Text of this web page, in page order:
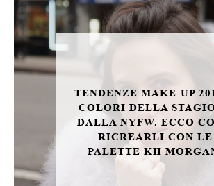
TENDENZE MAKE-UP
COLORI DELLA
DALLA NYFW. ECCO
RICREARLI CON LE
PALETTE KH